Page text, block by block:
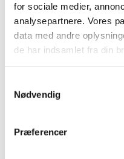
for sociale medier,
analysepartnere. Vores
data med andre
de har indsamlet fra din
Nødvendig
Præferencer
Se vores hus og
beliggenhed:​